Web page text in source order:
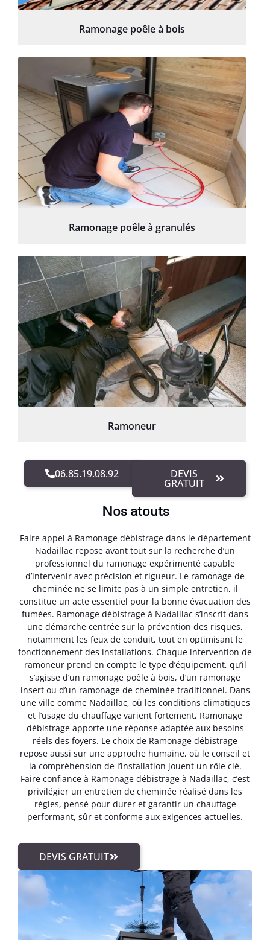
Ramonage poêle à bois
Ramonage poêle à granulés
Ramoneur
06.85.19.08.92 DEVIS
GRATUIT
Nos atouts
Faire appel à Ramonage débistrage dans le département
Nadaillac repose avant tout sur la recherche d’un
professionnel du ramonage expérimenté capable
d’intervenir avec précision et rigueur. Le ramonage de
cheminée ne se limite pas à un simple entretien, il
constitue un acte essentiel pour la bonne évacuation des
fumées. Ramonage débistrage à Nadaillac s’inscrit dans
une démarche centrée sur la prévention des risques,
notamment les feux de conduit, tout en optimisant le
fonctionnement des installations. Chaque intervention de
ramoneur prend en compte le type d’équipement, qu’il
s’agisse d’un ramonage poêle à bois, d’un ramonage
insert ou d’un ramonage de cheminée traditionnel. Dans
une ville comme Nadaillac, où les conditions climatiques
et l’usage du chauffage varient fortement, Ramonage
débistrage apporte une réponse adaptée aux besoins
réels des foyers. Le choix de Ramonage débistrage
repose aussi sur une approche humaine, où le conseil et
la compréhension de l’installation jouent un rôle clé.
Faire confiance à Ramonage débistrage à Nadaillac, c’est
privilégier un entretien de cheminée réalisé dans les
règles, pensé pour durer et garantir un chauffage
performant, sûr et conforme aux exigences actuelles.
DEVIS GRATUIT